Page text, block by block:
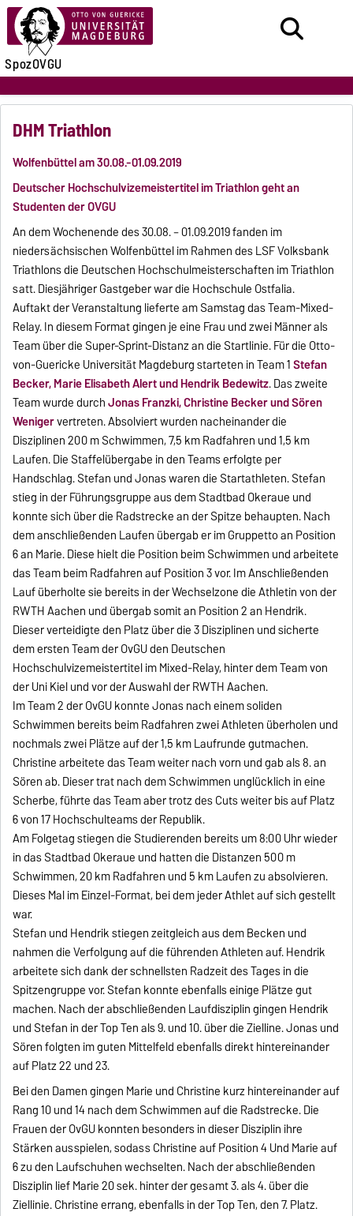
SpozOVGU
DHM Triathlon
Wolfenbüttel am 30.08.-01.09.2019
Deutscher Hochschulvizemeistertitel im Triathlon geht an
Studenten der OVGU
An dem Wochenende des 30.08. – 01.09.2019 fanden im
niedersächsischen Wolfenbüttel im Rahmen des LSF Volksbank
Triathlons die Deutschen Hochschulmeisterschaften im Triathlon
satt. Diesjähriger Gastgeber war die Hochschule Ostfalia.
Auftakt der Veranstaltung lieferte am Samstag das Team-Mixed-
Relay. In diesem Format gingen je eine Frau und zwei Männer als
Team über die Super-Sprint-Distanz an die Startlinie. Für die Otto-
von-Guericke Universität Magdeburg starteten in Team 1Stefan
Becker, Marie Elisabeth Alert und Hendrik Bedewitz. Das zweite
Team wurde durchJonas Franzki, Christine Becker und Sören
Wenigervertreten. Absolviert wurden nacheinander die
Disziplinen 200 m Schwimmen, 7,5 km Radfahren und 1,5 km
Laufen. Die Staffelübergabe in den Teams erfolgte per
Handschlag. Stefan und Jonas waren die Startathleten. Stefan
stieg in der Führungsgruppe aus dem Stadtbad Okeraue und
konnte sich über die Radstrecke an der Spitze behaupten. Nach
dem anschließenden Laufen übergab er im Gruppetto an Position
6 an Marie. Diese hielt die Position beim Schwimmen und arbeitete
das Team beim Radfahren auf Position 3 vor. Im Anschließenden
Lauf überholte sie bereits in der Wechselzone die Athletin von der
RWTH Aachen und übergab somit an Position 2 an Hendrik.
Dieser verteidigte den Platz über die 3 Disziplinen und sicherte
dem ersten Team der OvGU den Deutschen
Hochschulvizemeistertitel im Mixed-Relay, hinter dem Team von
der Uni Kiel und vor der Auswahl der RWTH Aachen.
Im Team 2 der OvGU konnte Jonas nach einem soliden
Schwimmen bereits beim Radfahren zwei Athleten überholen und
nochmals zwei Plätze auf der 1,5 km Laufrunde gutmachen.
Christine arbeitete das Team weiter nach vorn und gab als 8. an
Sören ab. Dieser trat nach dem Schwimmen unglücklich in eine
Scherbe, führte das Team aber trotz des Cuts weiter bis auf Platz
6 von 17 Hochschulteams der Republik.
Am Folgetag stiegen die Studierenden bereits um 8:00 Uhr wieder
in das Stadtbad Okeraue und hatten die Distanzen 500 m
Schwimmen, 20 km Radfahren und 5 km Laufen zu absolvieren.
Dieses Mal im Einzel-Format, bei dem jeder Athlet auf sich gestellt
war.
Stefan und Hendrik stiegen zeitgleich aus dem Becken und
nahmen die Verfolgung auf die führenden Athleten auf. Hendrik
arbeitete sich dank der schnellsten Radzeit des Tages in die
Spitzengruppe vor. Stefan konnte ebenfalls einige Plätze gut
machen. Nach der abschließenden Laufdisziplin gingen Hendrik
und Stefan in der Top Ten als 9. und 10. über die Zielline. Jonas und
Sören folgten im guten Mittelfeld ebenfalls direkt hintereinander
auf Platz 22 und 23.
Bei den Damen gingen Marie und Christine kurz hintereinander auf
Rang 10 und 14 nach dem Schwimmen auf die Radstrecke. Die
Frauen der OvGU konnten besonders in dieser Disziplin ihre
Stärken ausspielen, sodass Christine auf Position 4 Und Marie auf
6 zu den Laufschuhen wechselten. Nach der abschließenden
Disziplin lief Marie 20 sek. hinter der gesamt 3. als 4. über die
Ziellinie. Christine errang, ebenfalls in der Top Ten, den 7. Platz.